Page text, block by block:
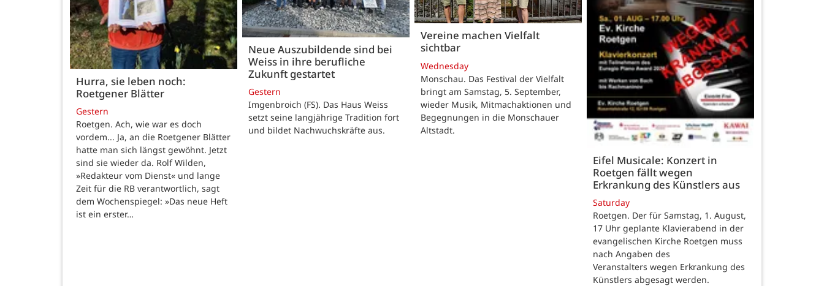
Hurra, sie leben noch:
Roetgener Blätter
Gestern
Roetgen. Ach, wie war es doch
vordem... Ja, an die Roetgener Blätter
hatte man sich längst gewöhnt. Jetzt
sind sie wieder da. Rolf Wilden,
»Redakteur vom Dienst« und lange
Zeit für die RB verantwortlich, sagt
dem Wochenspiegel: »Das neue Heft
ist ein erster…
Neue Auszubildende sind bei
Weiss in ihre berufliche
Zukunft gestartet
Gestern
Imgenbroich (FS). Das Haus Weiss
setzt seine langjährige Tradition fort
und bildet Nachwuchskräfte aus.
Vereine machen Vielfalt
sichtbar
Wednesday
Monschau. Das Festival der Vielfalt
bringt am Samstag, 5. September,
wieder Musik, Mitmachaktionen und
Begegnungen in die Monschauer
Altstadt.
Eifel Musicale: Konzert in
Roetgen fällt wegen
Erkrankung des Künstlers aus
Saturday
Roetgen. Der für Samstag, 1. August,
17 Uhr geplante Klavierabend in der
evangelischen Kirche Roetgen muss
nach Angaben des
Veranstalters wegen Erkrankung des
Künstlers abgesagt werden.